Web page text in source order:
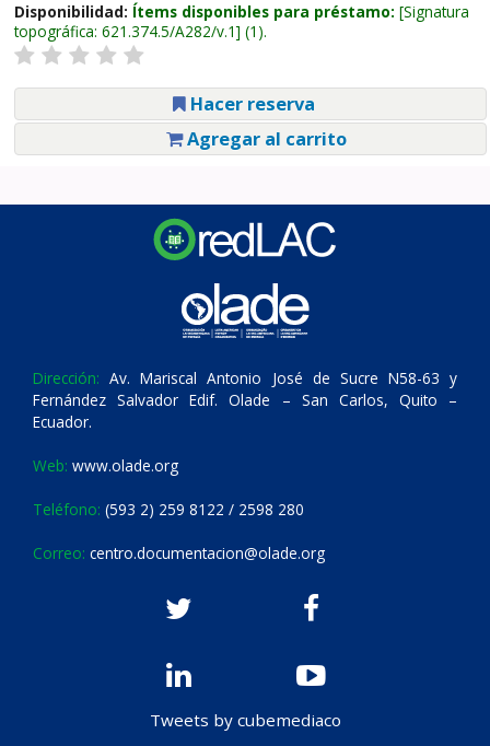
Disponibilidad: Ítems disponibles para préstamo: Signatura
topográfica: 621.374.5/A282/v.1 (1).
Hacer reserva
Agregar al carrito
Dirección: Av. Mariscal Antonio José de Sucre N58-63 y
Fernández Salvador Edif. Olade – San Carlos, Quito –
Ecuador.
Web: www.olade.org
Teléfono: (593 2) 259 8122 / 2598 280
Correo: centro.documentacion@olade.org
Tweets by cubemediaco